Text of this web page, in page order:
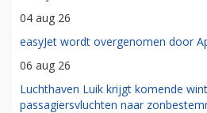
04 aug 26
easyJet wordt overgenomen door
06 aug 26
Luchthaven Luik krijgt komende
passagiersvluchten naar